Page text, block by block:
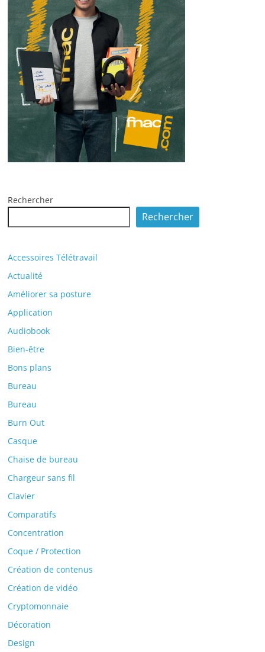
Rechercher
Rechercher
Accessoires Télétravail
Actualité
Améliorer sa posture
Application
Audiobook
Bien-être
Bons plans
Bureau
Bureau
Burn Out
Casque
Chaise de bureau
Chargeur sans fil
Clavier
Comparatifs
Concentration
Coque / Protection
Création de contenus
Création de vidéo
Cryptomonnaie
Décoration
Design